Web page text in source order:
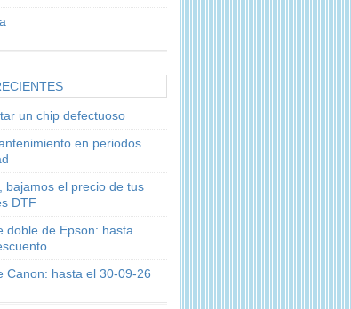
un chip defectuoso
en periodos
bajamos el precio de tus
DTF
doble de Epson: hasta
Canon: hasta el 30-09-26